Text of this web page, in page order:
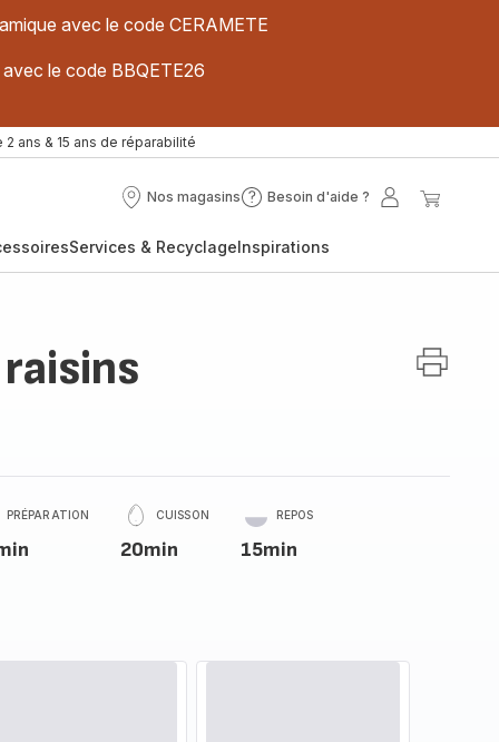
avec le code CERAMETE
le code BBQETE26
2 ans & 15 ans de réparabilité
Nos magasins
Nos
Besoin d'aide ?
Besoin
?
Mon
Services & RecyclageInspirations
PRÉPARATION CUISSON
20min
REPOS
15min